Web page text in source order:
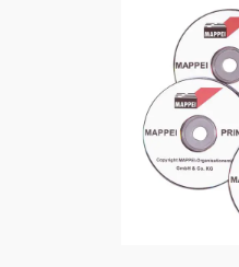
Bildergalerie überspringen